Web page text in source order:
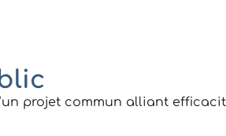
projet commun alliant